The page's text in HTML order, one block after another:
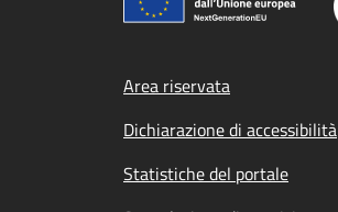
Footer menu
Area riservata
Dichiarazione di accessibilità
Statistiche del portale